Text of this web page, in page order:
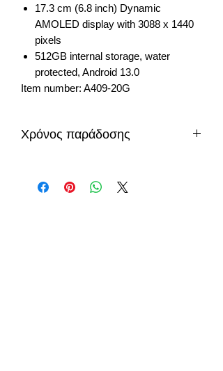
17.3 cm (6.8 inch) Dynamic
AMOLED display with 3088 x 1440
pixels
512GB internal storage, water
protected, Android 13.0
Item number: A409-20G
Χρόνος παράδοσης